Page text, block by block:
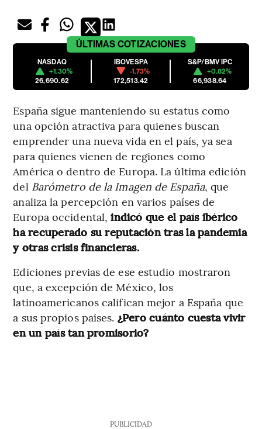
ÚLTIMAS COTIZACIONES
NASDAQ
+1.30%
26,690.62
IBOVESPA
-1.73%
172,513.42
S&P/BMV IPC
+0.82%
66,938.64
España sigue manteniendo su estatus como
una opción atractiva para quienes buscan
emprender una nueva vida en el país, ya sea
para quienes vienen de regiones como
América o dentro de Europa. La última edición
del Barómetro de la Imagen de España, que
analiza la percepción en varios países de
Europa occidental,indicó que el país ibérico
ha recuperado su reputación tras la pandemia
y otras crisis financieras.
Ediciones previas de ese estudio mostraron
que, a excepción de México, los
latinoamericanos califican mejor a España que
a sus propios países. ¿Pero cuánto cuesta vivir
en un país tan promisorio?
PUBLICIDAD